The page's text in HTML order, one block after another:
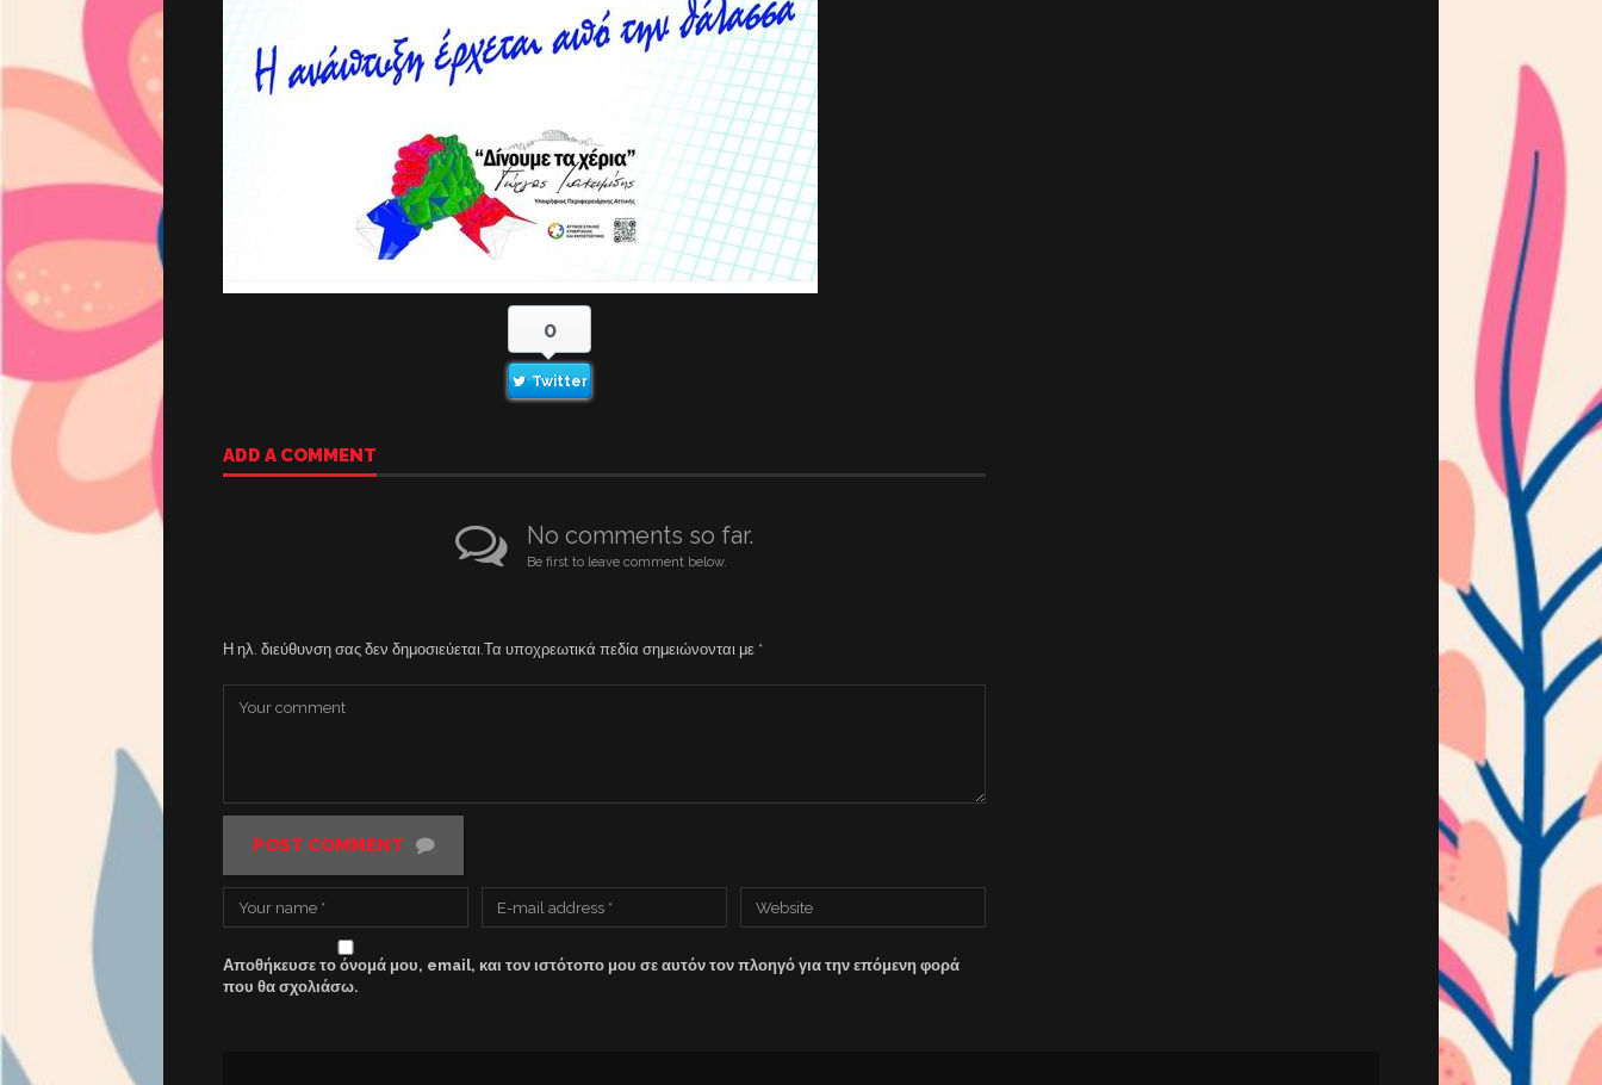
0
Twitter
ADD A COMMENT
No comments so far.
Be first to leave comment below.
Η ηλ. διεύθυνση σας δεν δημοσιεύεται.Τα υποχρεωτικά πεδία σημειώνονται με *
POST COMMENT
Αποθήκευσε το όνομά μου, email, και τον ιστότοπο μου σε αυτόν τον πλοηγό για την επόμενη φορά
που θα σχολιάσω.